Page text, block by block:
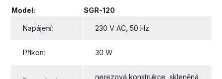
Model: SGR-120
Napájení: 230 V AC, 50 Hz
Příkon: 30 W
nerezová konstrukce, skleněná